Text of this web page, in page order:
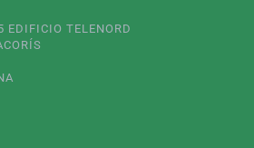
EDIFICIO TELENORD